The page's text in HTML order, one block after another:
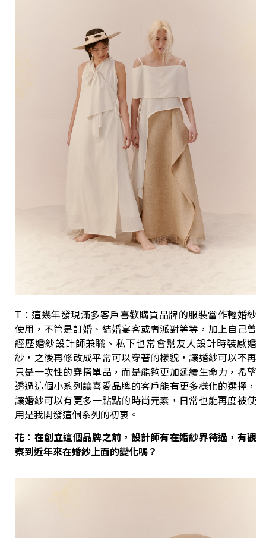
T：這幾年發現滿多客戶喜歡購買品牌的服裝當作輕婚紗
使用，不管是訂婚、結婚宴客或者派對等等，加上自己曾
經歷婚紗設計師兼職、私下也常會幫友人設計時裝感婚
紗，之後再修改成平常可以穿著的樣貌，讓婚紗可以不再
只是一次性的穿搭單品，而是能夠更加延續生命力，希望
透過這個小系列讓喜愛品牌的客戶能有更多樣化的選擇，
讓婚紗可以有更多一點點的時尚元素，日常也能再度被使
用是我開發這個系列的初衷。
花：在創立這個品牌之前，設計師有在婚紗界待過，有觀
察到近年來在婚紗上面的變化嗎？